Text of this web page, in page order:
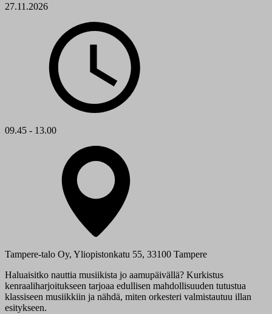
27.11.2026
09.45 - 13.00
Tampere-talo Oy, Yliopistonkatu 55, 33100 Tampere
Haluaisitko nauttia musiikista jo aamupäivällä? Kurkistus
kenraaliharjoitukseen tarjoaa edullisen mahdollisuuden tutustua
klassiseen musiikkiin ja nähdä, miten orkesteri valmistautuu illan
esitykseen.